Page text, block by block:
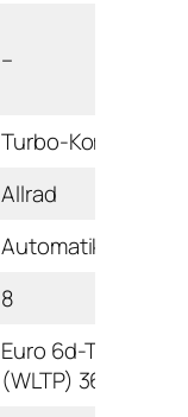
–
Turbo-Kompressor
Allrad
Automatikgetriebe
8
Euro 6d-TEMP
(WLTP) 36AG-AI